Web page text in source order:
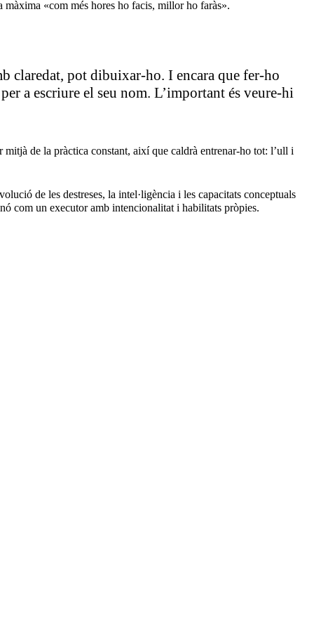
«com més hores ho facis, millor ho faràs».
claredat, pot dibuixar-ho. I encara que fer-ho
a escriure el seu nom. L’important és veure-hi
de la pràctica constant, així que caldrà entrenar-ho tot: l’ull i
de les destreses, la intel·ligència i les capacitats conceptuals
com un executor amb intencionalitat i habilitats pròpies.